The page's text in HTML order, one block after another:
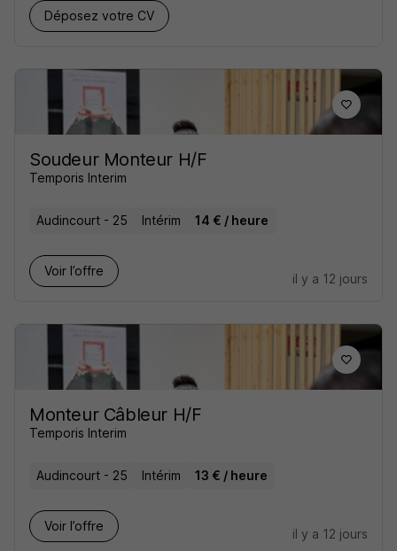
Déposez votre CV
Soudeur Monteur H/F
Temporis Interim
Audincourt - 25 Intérim 14 € / heure
Voir l’offre
il y a 12 jours
Monteur Câbleur H/F
Temporis Interim
Audincourt - 25 Intérim 13 € / heure
Voir l’offre
il y a 12 jours